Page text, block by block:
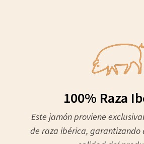
100% Raza
Este jamón proviene
de raza ibérica, garantizando